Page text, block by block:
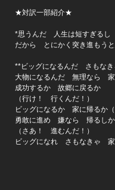
★対訳一部紹介★
*思うんだ 人生は短すぎるし
だから とにかく突き進もうと
**ビッグになるんだ さもな
大物になるんだ 無理なら 家
成功するか 故郷に戻るか
（行け！ 行くんだ！）
ビッグになるか 家に帰るか
勇敢に進め 嫌なら 帰るし
（さあ！ 進むんだ！）
ビッグになれ さもなきゃ 家